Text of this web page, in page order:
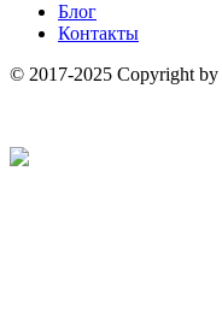
Блог
Контакты
© 2017-2025 Copyright by